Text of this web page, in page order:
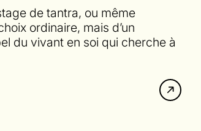
de tantra, ou même
ordinaire, mais d’un
du vivant en soi qui cherche à